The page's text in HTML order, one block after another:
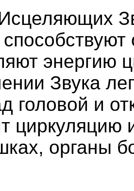
энергию
Звука
головой и
циркуляцию
органы